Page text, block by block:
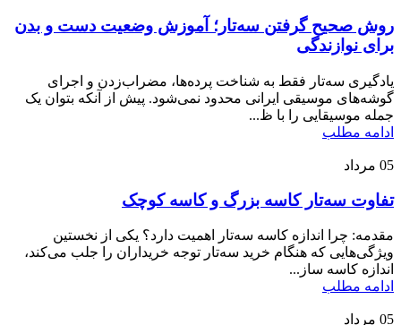
روش صحیح گرفتن سه‌تار؛ آموزش وضعیت دست و بدن
برای نوازندگی
یادگیری سه‌تار فقط به شناخت پرده‌ها، مضراب‌زدن و اجرای
گوشه‌های موسیقی ایرانی محدود نمی‌شود. پیش از آنکه بتوان یک
جمله موسیقایی را با ظ...
ادامه مطلب
05 مرداد
تفاوت سه‌تار کاسه بزرگ و کاسه کوچک
مقدمه: چرا اندازه کاسه سه‌تار اهمیت دارد؟ یکی از نخستین
ویژگی‌هایی که هنگام خرید سه‌تار توجه خریداران را جلب می‌کند،
اندازه کاسه ساز...
ادامه مطلب
05 مرداد